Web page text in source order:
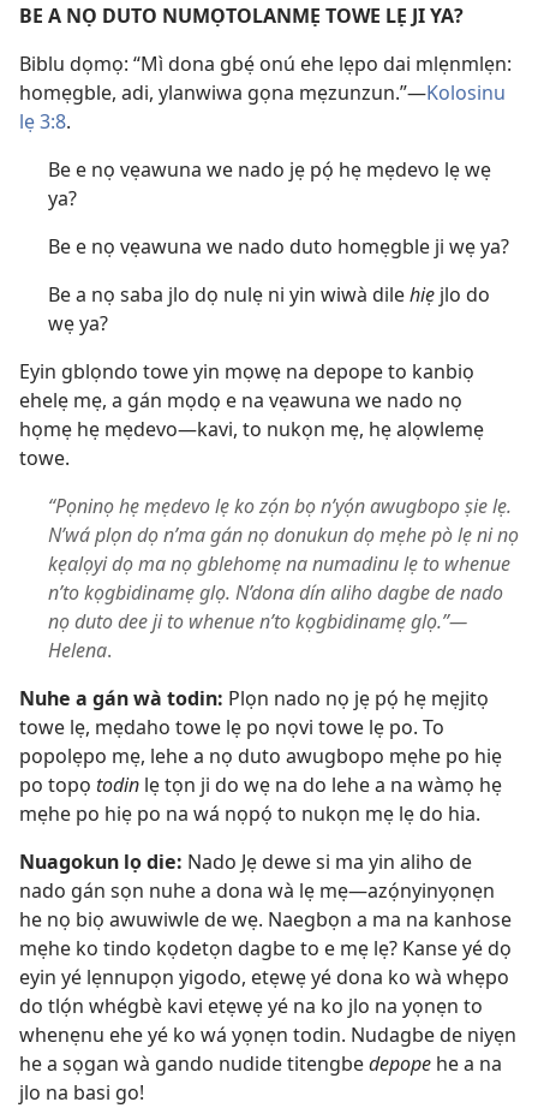
BE A NỌ DUTO NUMỌTOLANMẸ TOWE LẸ JI YA?
Biblu dọmọ: “Mì dona gbẹ́ onú ehe lẹpo dai mlẹnmlẹn:
homẹgble, adi, ylanwiwa gọna mẹzunzun.”​—Kolosinu
lẹ 3:8.
Be e nọ vẹawuna we nado jẹ pọ́ hẹ mẹdevo lẹ wẹ
ya?
Be e nọ vẹawuna we nado duto homẹgble ji wẹ ya?
Be a nọ saba jlo dọ nulẹ ni yin wiwà dilehiẹ jlo do
wẹ ya?
Eyin gblọndo towe yin mọwẹ na depope to kanbiọ
ehelẹ mẹ, a gán mọdọ e na vẹawuna we nado nọ
họmẹ hẹ mẹdevo​—kavi, to nukọn mẹ, hẹ alọwlemẹ
towe.
“Pọninọ hẹ mẹdevo lẹ ko zọ́n bọ n’yọ́n awugbopo ṣie lẹ.
N’wá plọn dọ n’ma gán nọ donukun dọ mẹhe pò lẹ ni nọ
kẹalọyi dọ ma nọ gblehomẹ na numadinu lẹ to whenue
n’to kọgbidinamẹ glọ. N’dona dín aliho dagbe de nado
nọ duto dee ji to whenue n’to kọgbidinamẹ glọ.”​—
Helena.
Nuhe a gán wà todin: Plọn nado nọ jẹ pọ́ hẹ mẹjitọ
towe lẹ, mẹdaho towe lẹ po nọvi towe lẹ po. To
popolẹpo mẹ, lehe a nọ duto awugbopo mẹhe po hiẹ
po topọ todin lẹ tọn ji do wẹ na do lehe a na wàmọ hẹ
mẹhe po hiẹ po na wá nọpọ́ to nukọn mẹ lẹ do hia.
Nuagokun lọ die: Nado Jẹ dewe si ma yin aliho de
nado gán sọn nuhe a dona wà lẹ mẹ​—azọ́nyinyọnẹn
he nọ biọ awuwiwle de wẹ. Naegbọn a ma na kanhose
mẹhe ko tindo kọdetọn dagbe to e mẹ lẹ? Kanse yé dọ
eyin yé lẹnnupọn yigodo, etẹwẹ yé dona ko wà whẹpo
do tlọ́n whégbè kavi etẹwẹ yé na ko jlo na yọnẹn to
whenẹnu ehe yé ko wá yọnẹn todin. Nudagbe de niyẹn
he a sọgan wà gando nudide titengbedepope he a na
jlo na basi go!